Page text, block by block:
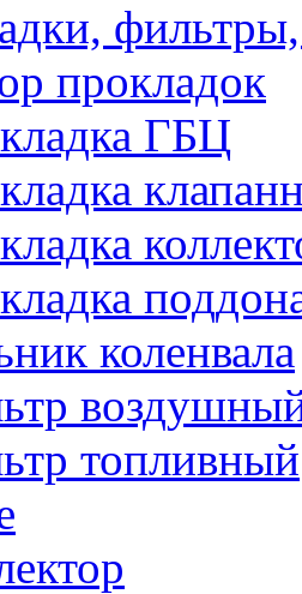
прокладок
ГБЦ
коленвала
топливный